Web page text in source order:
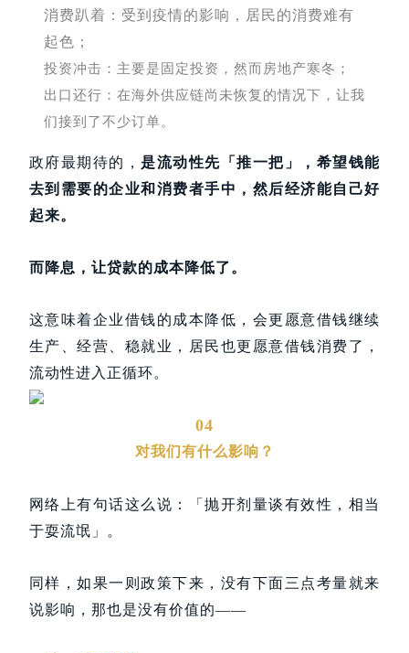
消费趴着： 受到疫情的影响，居民的消费难有
起色；
投资冲击：主要是固定投资，然而房地产寒冬；
出口还行：在海外供应链尚未恢复的情况下，让我
们接到了不少订单。
政府最期待的，是流动性先「推一把」，希望钱能
去到需要的企业和消费者手中，然后经济能自己好
起来。
而降息，让贷款的成本降低了。
这意味着企业借钱的成本降低，会更愿意借钱继续
生产、经营、稳就业，居民也更愿意借钱消费了，
流动性进入正循环。
04
对我们有什么影响？
网络上有句话这么说：「抛开剂量谈有效性，相当
于耍流氓」。
同样，如果一则政策下来，没有下面三点考量就来
说影响，那也是没有价值的——